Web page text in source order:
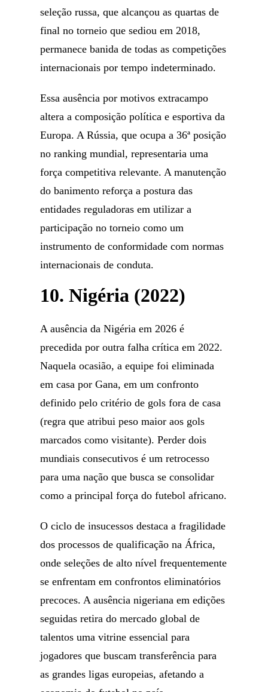
seleção russa, que alcançou as quartas de
final no torneio que sediou em 2018,
permanece banida de todas as competições
internacionais por tempo indeterminado.
Essa ausência por motivos extracampo
altera a composição política e esportiva da
Europa. A Rússia, que ocupa a 36ª posição
no ranking mundial, representaria uma
força competitiva relevante. A manutenção
do banimento reforça a postura das
entidades reguladoras em utilizar a
participação no torneio como um
instrumento de conformidade com normas
internacionais de conduta.
10. Nigéria (2022)
A ausência da Nigéria em 2026 é
precedida por outra falha crítica em 2022.
Naquela ocasião, a equipe foi eliminada
em casa por Gana, em um confronto
definido pelo critério de gols fora de casa
(regra que atribui peso maior aos gols
marcados como visitante). Perder dois
mundiais consecutivos é um retrocesso
para uma nação que busca se consolidar
como a principal força do futebol africano.
O ciclo de insucessos destaca a fragilidade
dos processos de qualificação na África,
onde seleções de alto nível frequentemente
se enfrentam em confrontos eliminatórios
precoces. A ausência nigeriana em edições
seguidas retira do mercado global de
talentos uma vitrine essencial para
jogadores que buscam transferência para
as grandes ligas europeias, afetando a